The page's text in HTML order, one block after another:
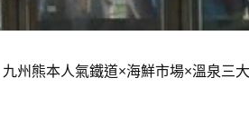
九州熊本人氣鐵道×海鮮市場×溫泉三